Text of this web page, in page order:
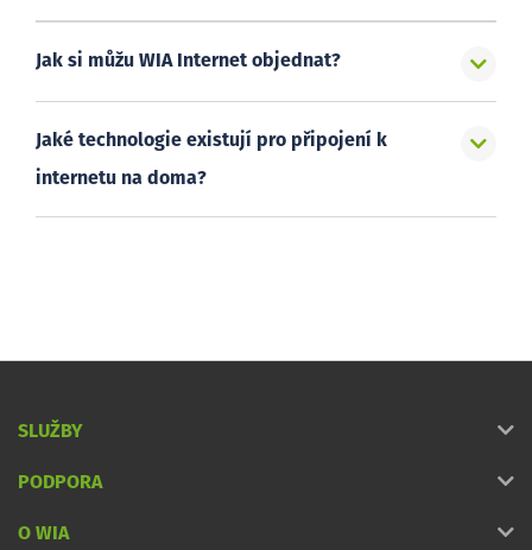
Jak si můžu WIA Internet objednat?
Jaké technologie existují pro připojení k
internetu na doma?
SLUŽBY
PODPORA
O WIA